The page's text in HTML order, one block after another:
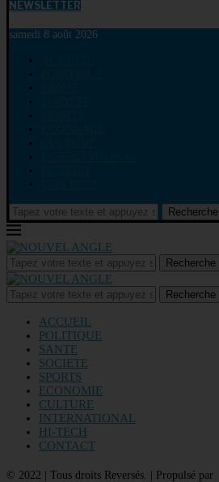
NEWSLETTER
samedi 8 août 2026
Recherche
Recherche
Recherche
ACCUEIL
POLITIQUE
SANTE
SOCIETE
SPORTS
ECONOMIE
CULTURE
INTERNATIONAL
HI-TECH
CONTACT
© 2022 | Tous droits Reversés. | Propulsé par